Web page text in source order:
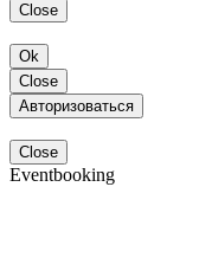
Close
Ok
Close
Авторизоваться
Close
Eventbooking